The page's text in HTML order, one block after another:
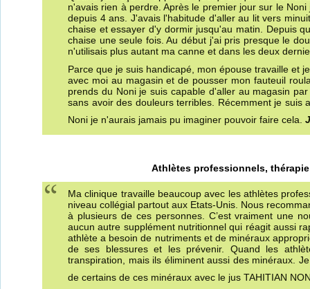
n'avais rien à perdre. Après le premier jour sur le
depuis 4 ans. J'avais l'habitude d'aller au lit vers
chaise et essayer d'y dormir jusqu'au matin. Depuis
chaise une seule fois. Au début j'ai pris presque le
n'utilisais plus autant ma canne et dans les deux
Parce que je suis handicapé, mon épouse travaille et
avec moi au magasin et de pousser mon fauteuil
prends du Noni je suis capable d'aller au magasin
sans avoir des douleurs terribles. Récemment je
Noni je n'aurais jamais pu imaginer pouvoir faire cela.
Athlètes professionnels,
Ma clinique travaille beaucoup avec les athlètes
niveau collégial partout aux Etats-Unis. Nous
à plusieurs de ces personnes. C’est vraiment une
aucun autre supplément nutritionnel qui réagit aussi
athlète a besoin de nutriments et de minéraux
de ses blessures et les prévenir. Quand les
transpiration, mais ils éliminent aussi des minéraux.
de certains de ces minéraux avec le jus TAHITIAN